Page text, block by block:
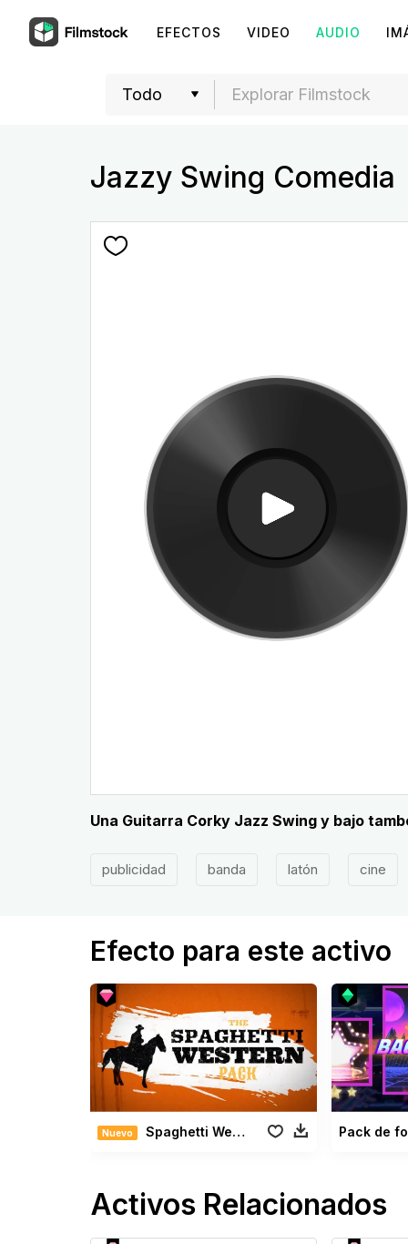
EFECTOS VIDEO AUDIO
Jazzy Swing Comedia
Una Guitarra Corky Jazz Swing y bajo
publicidad banda latón cine
Efecto para este activo
Nuevo Spaghetti Western Pack Pack de
Activos Relacionados